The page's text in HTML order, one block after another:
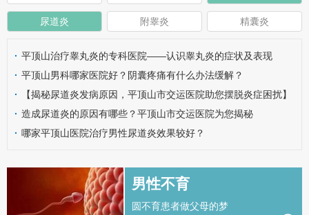
尿道炎 附睾炎 精囊炎
· 平顶山治疗睾丸炎的专科医院——认识睾丸炎的症状及表现
· 平顶山男科哪家医院好？阴囊疼痛有什么办法缓解？
·
【揭秘尿道炎发病原因，平顶山市交运医院助您摆脱炎症困扰】
· 造成尿道炎的原因有哪些？平顶山市交运医院为您揭秘
· 哪家平顶山医院治疗男性尿道炎效果较好？
男性不育
圆不育患者做父母的梦